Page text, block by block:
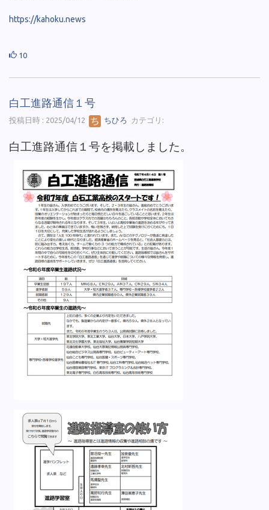
https://kahoku.news
10
白工進路通信１号
投稿日時 : 2025/04/12 ちひろ カテゴリ:
白工進路通信１号を掲載しました。